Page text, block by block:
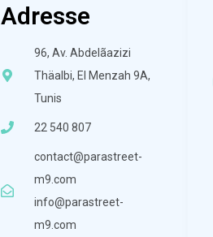
Adresse
96, Av. Abdelãazizi
Thäalbi, El Menzah 9A,
Tunis
22 540 807
contact@parastreet-
m9.com
info@parastreet-
m9.com